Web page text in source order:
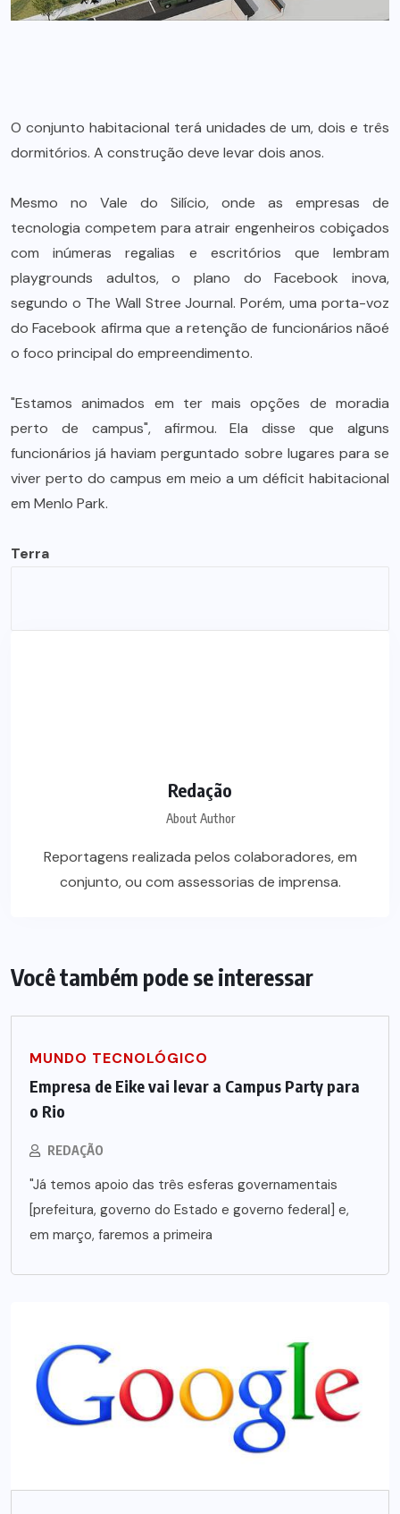
O conjunto habitacional terá unidades de um, dois e três
dormitórios. A construção deve levar dois anos.
Mesmo no Vale do Silício, onde as empresas de
tecnologia competem para atrair engenheiros cobiçados
com inúmeras regalias e escritórios que lembram
playgrounds adultos, o plano do Facebook inova,
segundo o The Wall Stree Journal. Porém, uma porta-voz
do Facebook afirma que a retenção de funcionários nãoé
o foco principal do empreendimento.
"Estamos animados em ter mais opções de moradia
perto de campus", afirmou. Ela disse que alguns
funcionários já haviam perguntado sobre lugares para se
viver perto do campus em meio a um déficit habitacional
em Menlo Park.
Terra
Redação
About Author
Reportagens realizada pelos colaboradores, em
conjunto, ou com assessorias de imprensa.
Você também pode se interessar
MUNDO TECNOLÓGICO
Empresa de Eike vai levar a Campus Party para
o Rio
REDAÇÃO
"Já temos apoio das três esferas governamentais
[prefeitura, governo do Estado e governo federal] e,
em março, faremos a primeira